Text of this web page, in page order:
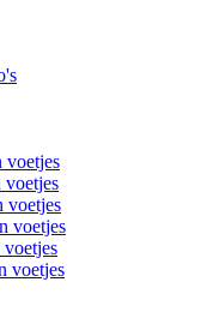
voetjes
voetjes
voetjes
voetjes